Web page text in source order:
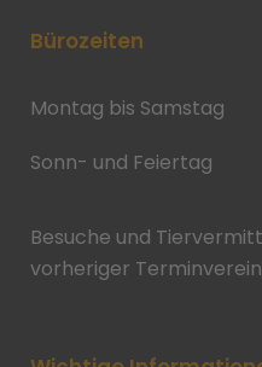
Bürozeiten
Montag bis Samstag
Sonn- und Feiertag
Besuche und
vorheriger